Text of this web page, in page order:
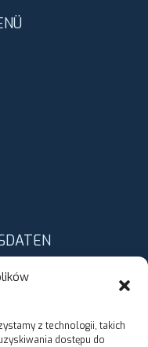
z technologii, takich
dostępu do
Mariusz Miszta Spółka